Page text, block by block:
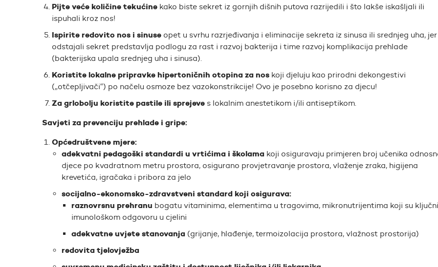
Pijte veće količine tekućinekako biste sekret iz gornjih dišnih putova razrijedili i što lakše iskašljali ili
ispuhali kroz nos!
Ispirite redovito nos i sinuseopet u svrhu razrjeđivanja i eliminacije sekreta iz sinusa ili srednjeg uha, jer
odstajali sekret predstavlja podlogu za rast i razvoj bakterija i time razvoj komplikacija prehlade
(bakterijska upala srednjeg uha i sinusa).
Koristite lokalne pripravke hipertoničnih otopina za noskoji djeluju kao prirodni dekongestivi
(„otčepljivači“) po načelu osmoze bez vazokonstrikcije! Ovo je posebno korisno za djecu!
Za grlobolju koristite pastile ili sprejeves lokalnim anestetikom i/ili antiseptikom.
Savjeti za prevenciju prehlade i gripe:
Općedruštvene mjere:
adekvatni pedagoški standardi u vrtićima i školamakoji osiguravaju primjeren broj učenika
djece po kvadratnom metru prostora, osigurano provjetravanje prostora, vlaženje zraka, higijena
krevetića, igračaka i pribora za jelo
socijalno-ekonomsko-zdravstveni standard koji osigurava:
raznovrsnu prehranu bogatu vitaminima, elementima u tragovima, mikronutrijentima koji su
imunološkom odgovoru u cjelini
adekvatne uvjete stanovanja(grijanje, hlađenje, termoizolacija prostora, vlažnost prostorija)
redovita tjelovježba